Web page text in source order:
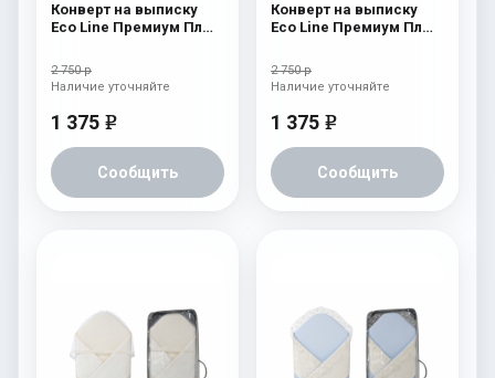
Конверт на выписку
Eco Line Премиум Плюс
2 750 р
1 375 e
Сообщить
Наличие уточняйте
Конверт на выписку
Eco Line Премиум Плюс
2 750 р
1 375 e
Сообщить
Наличие уточняйте